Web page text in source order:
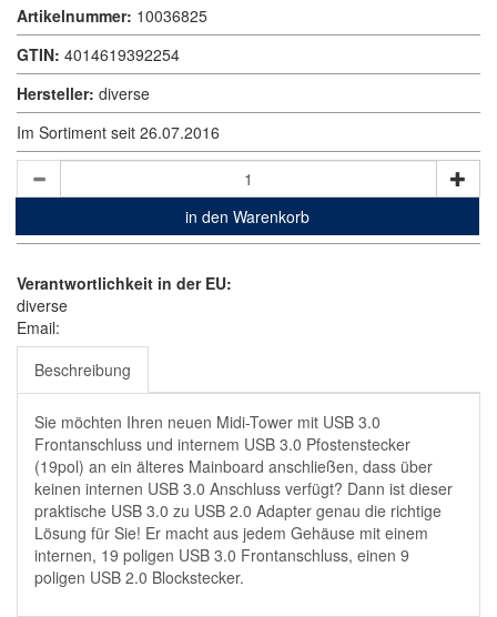
Artikelnummer: 10036825
GTIN: 4014619392254
Hersteller: diverse
Im Sortiment seit 26.07.2016
in den Warenkorb
Verantwortlichkeit in der EU:
diverse
Email:
Beschreibung
Sie möchten Ihren neuen Midi-Tower mit USB 3.0
Frontanschluss und internem USB 3.0 Pfostenstecker
(19pol) an ein älteres Mainboard anschließen, dass über
keinen internen USB 3.0 Anschluss verfügt? Dann ist dieser
praktische USB 3.0 zu USB 2.0 Adapter genau die richtige
Lösung für Sie! Er macht aus jedem Gehäuse mit einem
internen, 19 poligen USB 3.0 Frontanschluss, einen 9
poligen USB 2.0 Blockstecker.